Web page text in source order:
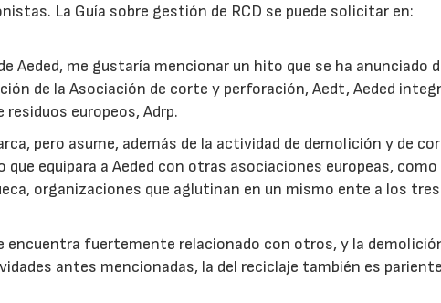
La Guía sobre gestión de RCD se puede solicitar en:
Aeded, me gustaría mencionar un hito que se ha anunciado
de la Asociación de corte y perforación, Aedt, Aeded
europeos, Adrp.
pero asume, además de la actividad de demolición y de
equipara a Aeded con otras asociaciones europeas, como
organizaciones que aglutinan en un mismo ente a los tres
encuentra fuertemente relacionado con otros, y la
antes mencionadas, la del reciclaje también es pariente